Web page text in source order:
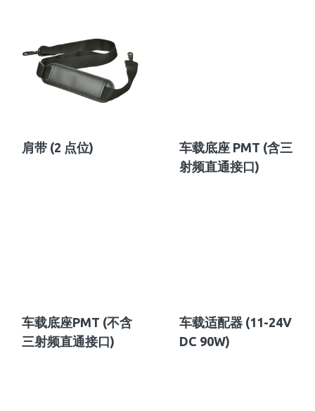
肩带 (2 点位)
车载底座 PMT (含三
射频直通接口)
车载底座PMT (不含
三射频直通接口)
车载适配器 (11-24V
DC 90W)